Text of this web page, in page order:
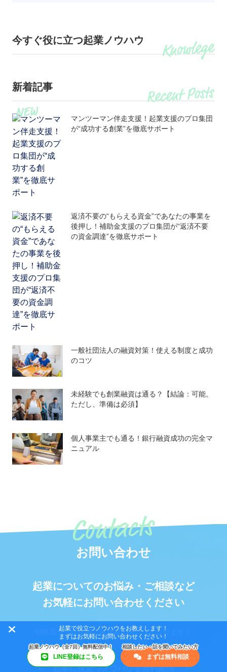
今すぐ役に立つ起業ノウハウ
新着記事
マンツーマン伴走支援！起業支援のプロ集団
が“成功する創業”を徹底サポート
返済不要の“もらえる資金”であなたの事業を
後押し！補助金支援のプロ集団が“返済不要
の資金調達”を徹底サポート
一般社団法人の融資対策！使える制度と成功
のコツ
未経験でも創業融資は通る？【結論：可能。
ただし、準備は必須】
個人事業主でも通る！銀行融資成功の完全マ
ニュアル
お問い合わせ
起業についてのお悩み・ご相談など
お気軽にお問い合わせください
戦略直伝で即実践、起業家のチカラになります！
起業に役立つノウハウを無料配信
起業で役立つノウハウをお教えします！
まずはお気軽にお問い合わせください！
LINE登録はこちら まずは無料相談